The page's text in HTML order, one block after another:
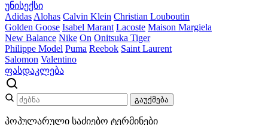
უნისექსი
Adidas Alohas Calvin Klein Christian Louboutin
Golden Goose Isabel Marant Lacoste Maison Margiela
New Balance Nike On Onitsuka Tiger
Philippe Model Puma Reebok Saint Laurent
Salomon Valentino
ფასდაკლება
გაუქმება
პოპულარული საძიებო ტერმინები